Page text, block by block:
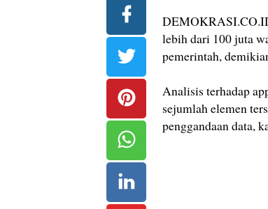
lebih dari 100 juta
pemerintah,
Analisis terhadap
sejumlah elemen
penggandaan data,